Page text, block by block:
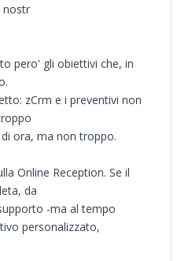
nostr
pero' gli obiettivi che, in
zCrm e i preventivi non
ora, ma non troppo.
Online Reception. Se il
da
-ma al tempo
personalizzato,